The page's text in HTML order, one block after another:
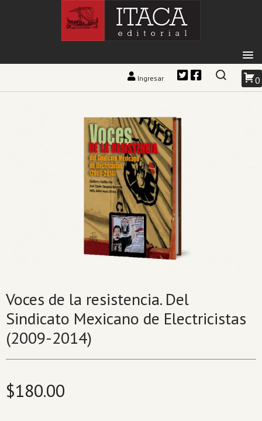
Ingresar 0
Voces de la resistencia. Del
Sindicato Mexicano de Electricistas
(2009-2014)
$180.00